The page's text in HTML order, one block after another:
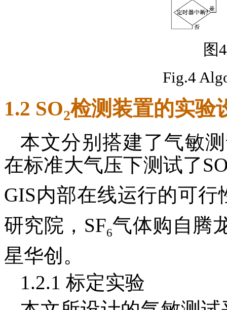
图
Fig.4
1.2 SO2检测装置的实验
本文分别搭建了气敏
在标准大气压下测试了
GIS内部在线运行的可行
研究院，SF6气体购自腾
星华创。
1.2.1 标定实验